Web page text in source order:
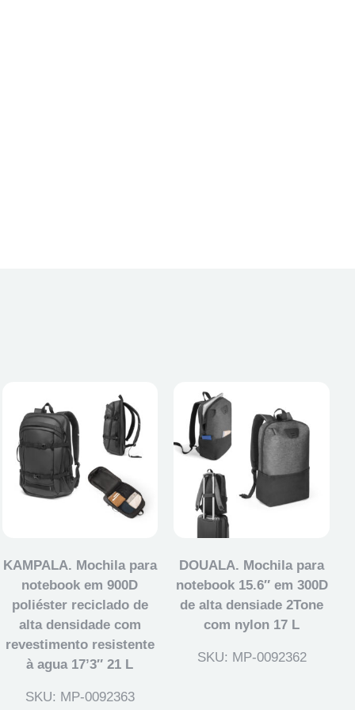
KAMPALA. Mochila para
notebook em 900D
poliéster reciclado de
alta densidade com
revestimento resistente
à agua 17’3″ 21 L
SKU: MP-0092363
DOUALA. Mochila para
notebook 15.6″ em 300D
de alta densiade 2Tone
com nylon 17 L
SKU: MP-0092362